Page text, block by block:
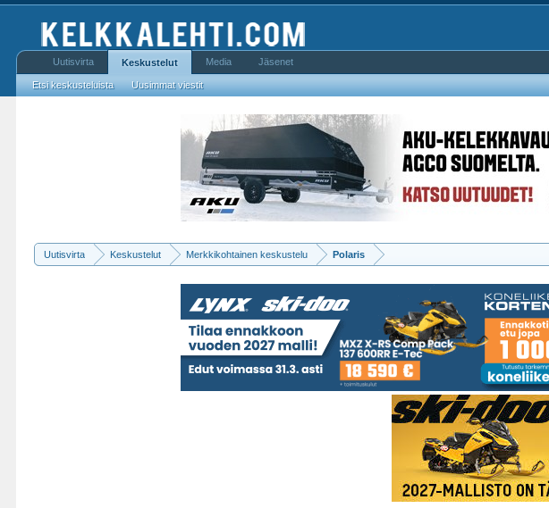
Uutisvirta Keskustelut Merkkikohtainen keskustelu Polaris
Uutisvirta Keskustelut
Etsi keskusteluista Uusimmat viestit
Media Jäsenet